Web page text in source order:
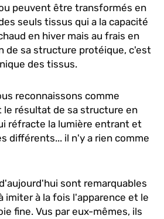
peuvent être transformés en
seuls tissus qui a la capacité
en hiver mais au frais en
de sa structure protéique, c'est
des tissus.
reconnaissons comme
le résultat de sa structure en
réfracte la lumière entrant et
différents... il n'y a rien comme
sont remarquables
imiter à la fois l'apparence et le
fine. Vus par eux-mêmes, ils